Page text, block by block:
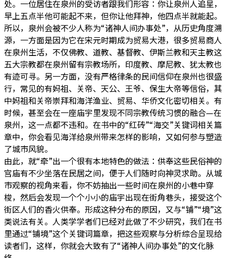
处。一位居住在泉州的受访者跟我们形容：你让泉州人追星，
早上五点半他可能起不来，但你让他拜神，他四点半就能起。
所以，泉州会被不少人称为“诸神人间办事处”，从历史角度溯
源，一方面是因为它在宋元时期成为贸易大港，很多贸易商人
在泉州生活，不仅佛教、道教、基督教、伊斯兰教和天主教这
五大宗教都在泉州留有宗教场所，印度教、摩尼教、犹太教也
有迹可寻。另一方面，没有严格律条的民间信仰在泉州也很盛
行，常见的有妈祖、关帝、天公、王爷、保生大帝等信俗，其
中妈祖和关帝崇拜和海洋渔业、贸易、华侨文化密切相关。有
时候，甚至会在一座庙宇里发现不同宗教传统习惯的融合—在
泉州，这一点都不违和。在书中的“红砖”“海交”关键词相关篇
章中，你会看见海洋给泉州带来怎样的影响，又如何参与塑造
了城市风貌。
由此，就“牵”出一个很有本地特色的做法：供奉这些民俗神的
宫庙有不少坐落在民居之间，便于人们随时向神灵求助。从城
市观察的视角来看，你不妨抽出一些时间在泉州的小巷中穿
梭，然后会发现一个个小小的庙宇出现在街角巷头，接受这个
街区人们的香火供奉。形成这种分布的原因，又与“铺”“境”这
类说法有关。人类学学者们已经对此做了不少研究，我们在书
里通过“铺境”这个关键词篇章，把这些观察与分析综合呈现给
读者们，这样，你就会大致有了“诸神人间办事处”的文化脉